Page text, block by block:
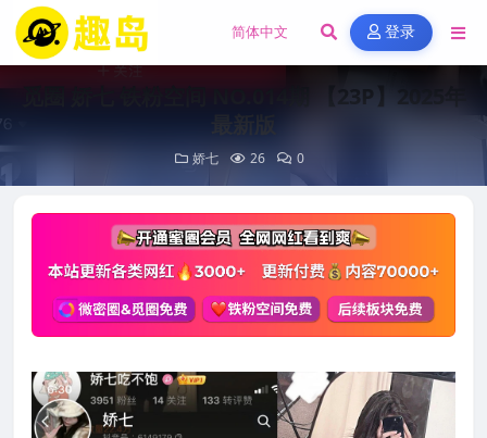
登录
觅圈 娇七 铁粉空间 NO.014期 【23P】2025年
最新版
娇七 26 0